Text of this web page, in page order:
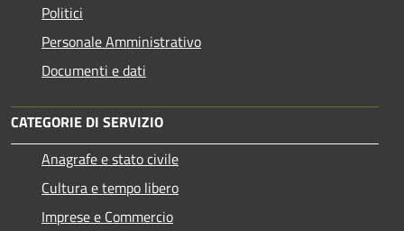
Politici
Personale Amministrativo
Documenti e dati
CATEGORIE DI SERVIZIO
Anagrafe e stato civile
Cultura e tempo libero
Imprese e Commercio